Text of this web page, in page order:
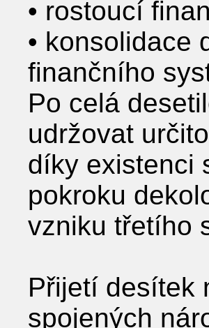
• rostoucí
• konsolidace
finančního
Po celá
udržovat
díky existenci
pokroku
vzniku třetího
Přijetí desítek
spojených